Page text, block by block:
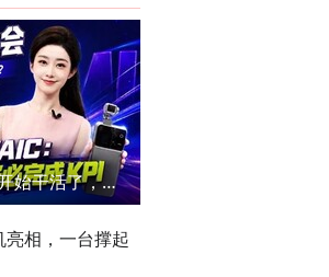
世界人工智能大会：AI开始干活了，但到底干的怎么样？萌新闯WAIC
亮相，一台撑起